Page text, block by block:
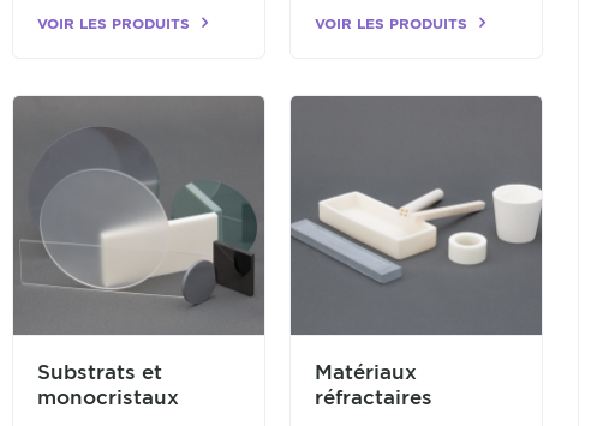
VOIR LES PRODUITS VOIR LES PRODUITS
Substrats et
monocristaux
Matériaux
réfractaires